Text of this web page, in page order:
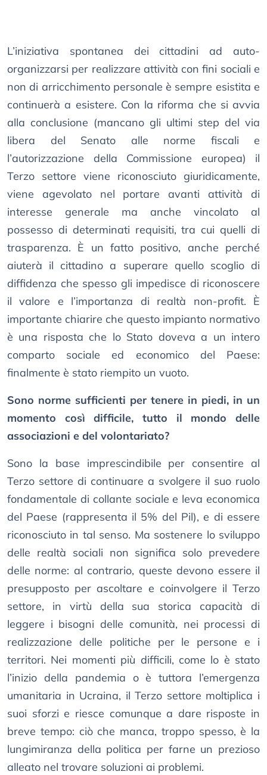
L’iniziativa spontanea dei cittadini ad auto-
organizzarsi per realizzare attività con fini sociali e
non di arricchimento personale è sempre esistita e
continuerà a esistere. Con la riforma che si avvia
alla conclusione (mancano gli ultimi step del via
libera del Senato alle norme fiscali e
l’autorizzazione della Commissione europea) il
Terzo settore viene riconosciuto giuridicamente,
viene agevolato nel portare avanti attività di
interesse generale ma anche vincolato al
possesso di determinati requisiti, tra cui quelli di
trasparenza. È un fatto positivo, anche perché
aiuterà il cittadino a superare quello scoglio di
diffidenza che spesso gli impedisce di riconoscere
il valore e l’importanza di realtà non-profit. È
importante chiarire che questo impianto normativo
è una risposta che lo Stato doveva a un intero
comparto sociale ed economico del Paese:
finalmente è stato riempito un vuoto.
Sono norme sufficienti per tenere in piedi, in un
momento così difficile, tutto il mondo delle
associazioni e del volontariato?
Sono la base imprescindibile per consentire al
Terzo settore di continuare a svolgere il suo ruolo
fondamentale di collante sociale e leva economica
del Paese (rappresenta il 5% del Pil), e di essere
riconosciuto in tal senso. Ma sostenere lo sviluppo
delle realtà sociali non significa solo prevedere
delle norme: al contrario, queste devono essere il
presupposto per ascoltare e coinvolgere il Terzo
settore, in virtù della sua storica capacità di
leggere i bisogni delle comunità, nei processi di
realizzazione delle politiche per le persone e i
territori. Nei momenti più difficili, come lo è stato
l’inizio della pandemia o è tuttora l’emergenza
umanitaria in Ucraina, il Terzo settore moltiplica i
suoi sforzi e riesce comunque a dare risposte in
breve tempo: ciò che manca, troppo spesso, è la
lungimiranza della politica per farne un prezioso
alleato nel trovare soluzioni ai problemi.